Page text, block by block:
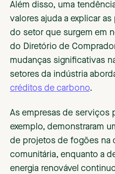
Além disso, uma
valores ajuda a explicar
do setor que surgem em
do Diretório de
mudanças significativas
setores da indústria
créditos de carbono.
As empresas de serviços
exemplo, demonstraram
de projetos de fogões na
comunitária, enquanto a
energia renovável